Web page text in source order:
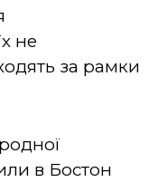
не
за рамки
в Бостон